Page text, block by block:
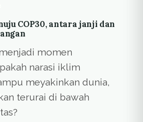
COP30, antara janji dan
momen
narasi iklim
meyakinkan dunia,
terurai di bawah